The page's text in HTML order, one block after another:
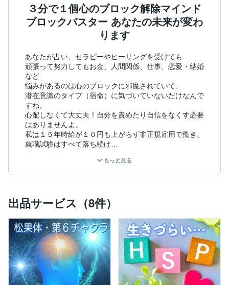
３分で１個心のブロック解除マインド
ブロックバスター あなたの未来が変わ
ります
あなたが占い、セラピーやヒーリングを受けても
頑張って努力してもお金、人間関係、仕事、恋愛・結婚
など
悩みがあるのは心のブロックに邪魔されていて、
潜在意識のタイプ（宿命）に気づいていないだけなんで
すね。
心配しなくて大丈夫！自分を責めたり自信をなくす必要
はありませんよ。
私は１５年時給が１０円も上がらず非正規雇用で働き、
就職試験はすべて落ち続け
私の人生何かに呪われているの？と人生に行き詰まった
時、
フリーランス生活を満喫できるようになりました。
あなたも心のブロック解除で
人生に変化を起こし宿命に生きませんか？
【こんな方にオススメします】
長年努力して苦労してる割にうまく行かない…と
行き詰まっているならブロック解除しませんか？
思わぬ展開が起きる⁉︎可能性があります。
もっと見る
出品サービス（8件）